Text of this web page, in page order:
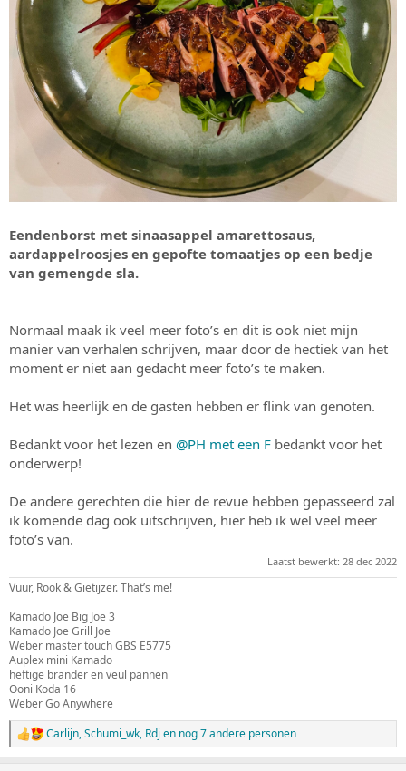
Eendenborst met sinaasappel amarettosaus,
aardappelroosjes en gepofte tomaatjes op een bedje
van gemengde sla.
Normaal maak ik veel meer foto’s en dit is ook niet mijn
manier van verhalen schrijven, maar door de hectiek van het
moment er niet aan gedacht meer foto’s te maken.
Het was heerlijk en de gasten hebben er flink van genoten.
Bedankt voor het lezen en @PH met een F bedankt voor het
onderwerp!
De andere gerechten die hier de revue hebben gepasseerd zal
ik komende dag ook uitschrijven, hier heb ik wel veel meer
foto’s van.
Laatst bewerkt: 28 dec 2022
Vuur, Rook & Gietijzer. That’s me!
Kamado Joe Big Joe 3
Kamado Joe Grill Joe
Weber master touch GBS E5775
Auplex mini Kamado
heftige brander en veul pannen
Ooni Koda 16
Weber Go Anywhere
W
a
Carlijn,Schumi_wk, Rdj en nog 7 andere personen